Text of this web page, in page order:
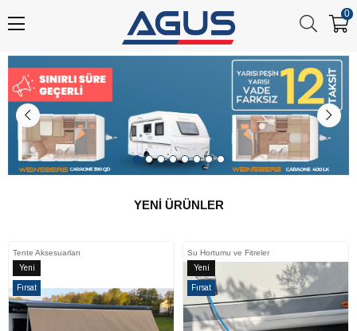
0
YENİ ÜRÜNLER
Tente Aksesuarları
Yeni
Ürün
Fırsat
Ürünü
Su Hortumu ve Fitreler
Yeni
Ürün
Fırsat
Ürünü